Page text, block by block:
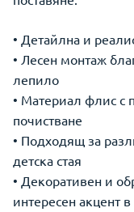
• Детайлна и
• Лесен монтаж
лепило
• Материал флис с
почистване
• Подходящ за
детска стая
• Декоративен и
интересен акцент